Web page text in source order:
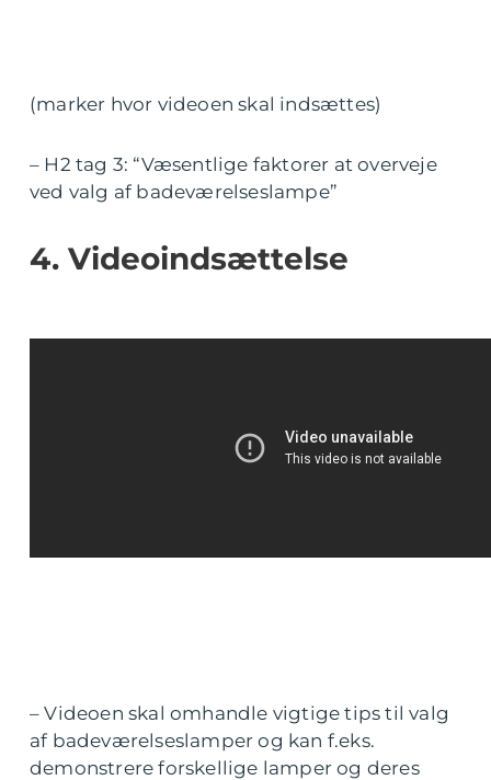
(marker hvor videoen skal indsættes)
– H2 tag 3: “Væsentlige faktorer at overveje
ved valg af badeværelseslampe”
4. Videoindsættelse
– Videoen skal omhandle vigtige tips til valg
af badeværelseslamper og kan f.eks.
demonstrere forskellige lamper og deres